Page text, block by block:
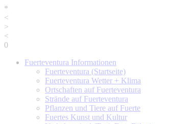
*
<
>
<
0
Fuerteventura Informationen
Fuerteventura (Startseite)
Fuerteventura Wetter + Klima
Ortschaften auf Fuerteventura
Strände auf Fuerteventura
Pflanzen und Tiere auf Fuerte
Fuertes Kunst und Kultur